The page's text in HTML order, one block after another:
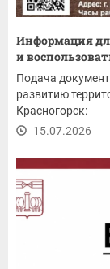
Информация
и
Подача
развитию
Красногорск:
15.07.2026